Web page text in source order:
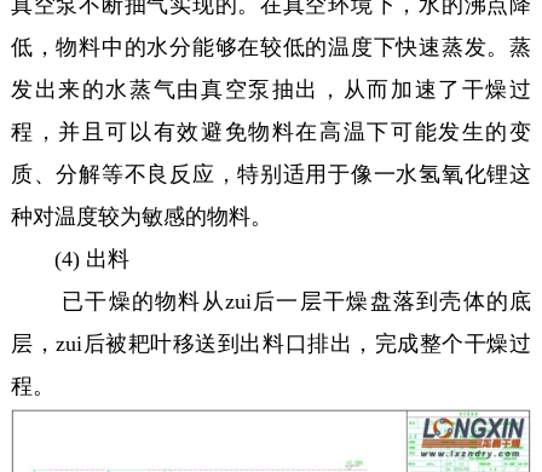
低，物料中的水分能够在较低的温度下快速蒸发。蒸
发出来的水蒸气由真空泵抽出，从而加速了干燥过
程，并且可以有效避免物料在高温下可能发生的变
质、分解等不良反应，特别适用于像一水氢氧化锂这
种对温度较为敏感的物料。
(4) 出料
已干燥的物料从zui后一层干燥盘落到壳体的底
层，zui后被耙叶移送到出料口排出，完成整个干燥过
程。